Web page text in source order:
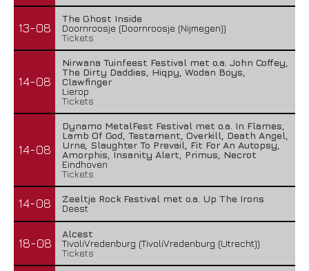
13-08
The Ghost Inside
Doornroosje (Doornroosje (Nijmegen))
Tickets
14-08
Nirwana Tuinfeest Festival met o.a. John Coffey,
The Dirty Daddies, Hiqpy, Wodan Boys,
Clawfinger
Lierop
Tickets
14-08
Dynamo MetalFest Festival met o.a. In Flames,
Lamb Of God, Testament, Overkill, Death Angel,
Urne, Slaughter To Prevail, Fit For An Autopsy,
Amorphis, Insanity Alert, Primus, Necrot
Eindhoven
Tickets
14-08
Zeeltje Rock Festival met o.a. Up The Irons
Deest
18-08
Alcest
TivoliVredenburg (TivoliVredenburg (Utrecht))
Tickets